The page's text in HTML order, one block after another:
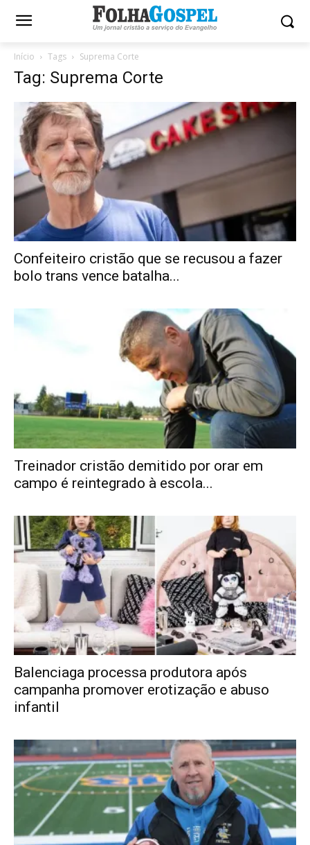
Início Tags Suprema Corte
Tag: Suprema Corte
Confeiteiro cristão que se recusou a fazer
bolo trans vence batalha...
Treinador cristão demitido por orar em
campo é reintegrado à escola...
Balenciaga processa produtora após
campanha promover erotização e abuso
infantil